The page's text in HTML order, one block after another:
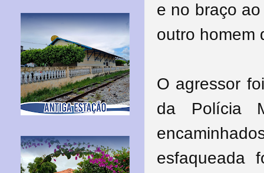
e no braço
outro homem
O agressor
da Polícia
esfaqueada